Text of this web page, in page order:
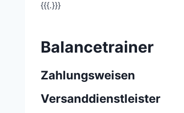
{{{.}}}
Balancetrainer
Zahlungsweisen
Versanddienstleister